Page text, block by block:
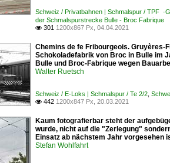
Schweiz / Privatbahnen | Schmalspur / TPF
der Schmalspurstrecke Bulle - Broc Fabrique
 301 1200x867 Px, 04.04.2021
Chemins de fe Fribourgeois. Gruyères-
Schokoladefabrik von Broc in Bulle im
Bulle und Broc-Fabrique wegen
Walter Ruetsch
Schweiz / E-Loks | Schmalspur / Te 2/2
 442 1200x847 Px, 20.03.2021
Kaum fotografierbar steht der
wurde, nicht auf die "Zerlegung"
Einsatz ab nächstem Jahr vorgesehen
Stefan Wohlfahrt